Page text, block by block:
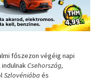
főszezon végéig napi
indulnakCsehország,
Szlovéniábaés